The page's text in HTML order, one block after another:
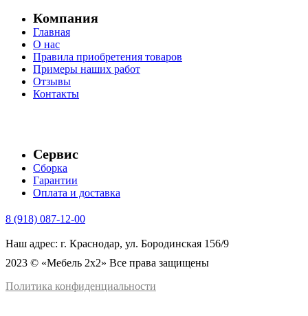
Компания
Главная
О нас
Правила приобретения товаров
Примеры наших работ
Отзывы
Контакты
Сервис
Сборка
Гарантии
Оплата и доставка
8 (918) 087-12-00
Наш адрес: г. Краснодар, ул. Бородинская 156/9
2023 © «Мебель 2x2» Все права защищены
Политика конфиденциальности